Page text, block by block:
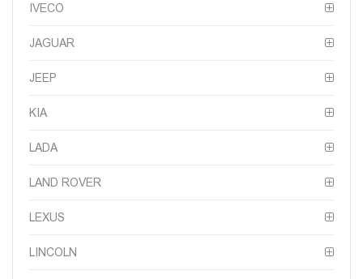
IVECO
JAGUAR
JEEP
KIA
LADA
LAND ROVER
LEXUS
LINCOLN